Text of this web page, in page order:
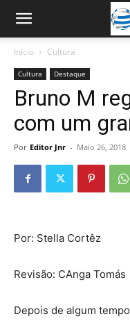
Início Cultura
Cultura Destaque
Bruno M
com um
Por Editor Jnr - Maio 26, 2018
Por: Stella Cortêz
Revisão: CAnga Tomás
Depois de algum